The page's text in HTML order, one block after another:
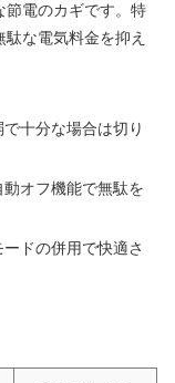
節電のカギです。特
な電気料金を抑え
十分な場合は切り
動オフ機能で無駄を
ードの併用で快適さ